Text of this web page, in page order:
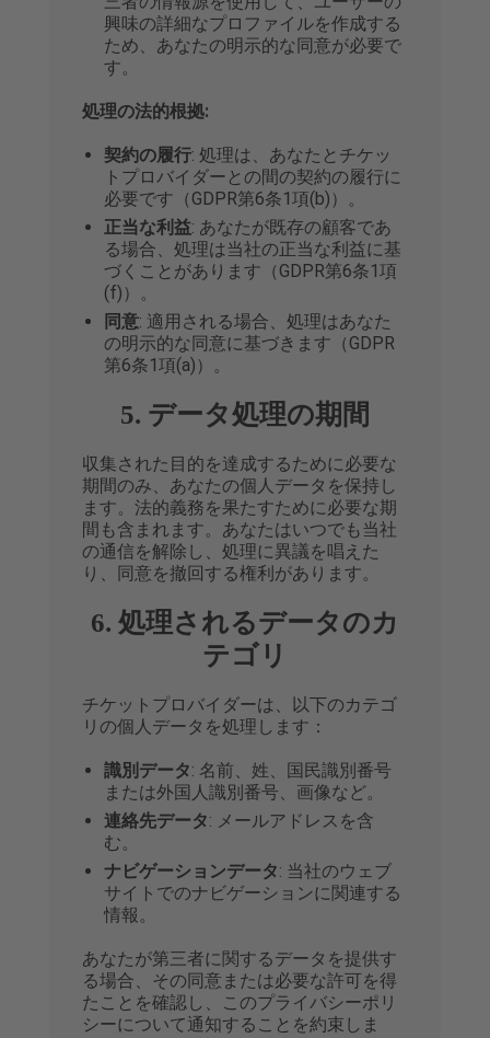
興味の詳細なプロファイルを作成する
ため、あなたの明示的な同意が必要で
す。
処理の法的根拠:
契約の履行: 処理は、あなたとチケッ
トプロバイダーとの間の契約の履行に
必要です（GDPR第6条1項(b)）。
正当な利益: あなたが既存の顧客であ
る場合、処理は当社の正当な利益に基
づくことがあります（GDPR第6条1項
(f)）。
同意: 適用される場合、処理はあなた
の明示的な同意に基づきます（GDPR
第6条1項(a)）。
5. データ処理の期間
収集された目的を達成するために必要な
期間のみ、あなたの個人データを保持し
ます。法的義務を果たすために必要な期
間も含まれます。あなたはいつでも当社
の通信を解除し、処理に異議を唱えた
り、同意を撤回する権利があります。
6. 処理されるデータのカ
テゴリ
チケットプロバイダーは、以下のカテゴ
リの個人データを処理します：
識別データ: 名前、姓、国民識別番号
または外国人識別番号、画像など。
連絡先データ: メールアドレスを含
む。
ナビゲーションデータ: 当社のウェブ
サイトでのナビゲーションに関連する
情報。
あなたが第三者に関するデータを提供す
る場合、その同意または必要な許可を得
たことを確認し、このプライバシーポリ
シーについて通知することを約束しま